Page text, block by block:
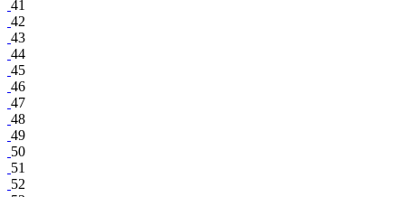
41
42
43
44
45
46
47
48
49
50
51
52